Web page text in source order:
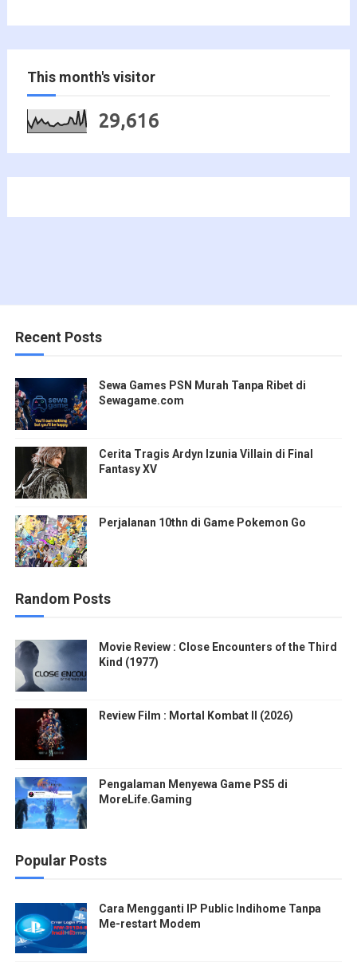
This month's visitor
29,616
Recent Posts
Sewa Games PSN Murah Tanpa Ribet di
Sewagame.com
Cerita Tragis Ardyn Izunia Villain di Final
Fantasy XV
Perjalanan 10thn di Game Pokemon Go
Random Posts
Movie Review : Close Encounters of the Third
Kind (1977)
Review Film : Mortal Kombat II (2026)
Pengalaman Menyewa Game PS5 di
MoreLife.Gaming
Popular Posts
Cara Mengganti IP Public Indihome Tanpa
Me-restart Modem